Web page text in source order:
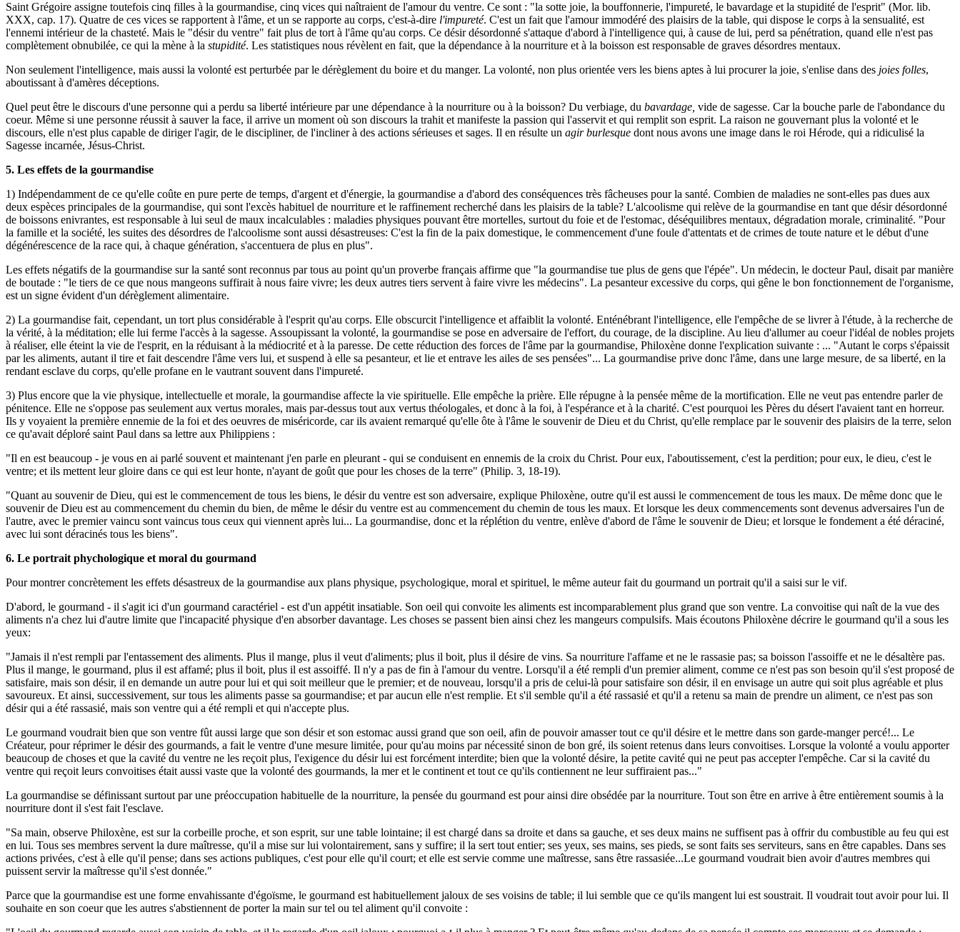
Saint Grégoire assigne toutefois cinq filles à la gourmandise, cinq vices qui naîtraient de l'amour du ventre. Ce sont : "la sotte joie, la bouffonnerie, l'impureté, le bavardage et la stupidité de l'esprit" (Mor. lib.
XXX, cap. 17). Quatre de ces vices se rapportent à l'âme, et un se rapporte au corps, c'est-à-dire l'impureté. C'est un fait que l'amour immodéré des plaisirs de la table, qui dispose le corps à la sensualité, est
l'ennemi intérieur de la chasteté. Mais le "désir du ventre" fait plus de tort à l'âme qu'au corps. Ce désir désordonné s'attaque d'abord à l'intelligence qui, à cause de lui, perd sa pénétration, quand elle n'est pas
complètement obnubilée, ce qui la mène à la stupidité. Les statistiques nous révèlent en fait, que la dépendance à la nourriture et à la boisson est responsable de graves désordres mentaux.
Non seulement l'intelligence, mais aussi la volonté est perturbée par le dérèglement du boire et du manger. La volonté, non plus orientée vers les biens aptes à lui procurer la joie, s'enlise dans des joies folles,
aboutissant à d'amères déceptions.
Quel peut être le discours d'une personne qui a perdu sa liberté intérieure par une dépendance à la nourriture ou à la boisson? Du verbiage, du bavardage, vide de sagesse. Car la bouche parle de l'abondance du
coeur. Même si une personne réussit à sauver la face, il arrive un moment où son discours la trahit et manifeste la passion qui l'asservit et qui remplit son esprit. La raison ne gouvernant plus la volonté et le
discours, elle n'est plus capable de diriger l'agir, de le discipliner, de l'incliner à des actions sérieuses et sages. Il en résulte un agir burlesque dont nous avons une image dans le roi Hérode, qui a ridiculisé la
Sagesse incarnée, Jésus-Christ.
5. Les effets de la gourmandise
1) Indépendamment de ce qu'elle coûte en pure perte de temps, d'argent et d'énergie, la gourmandise a d'abord des conséquences très fâcheuses pour la santé. Combien de maladies ne sont-elles pas dues aux
deux espèces principales de la gourmandise, qui sont l'excès habituel de nourriture et le raffinement recherché dans les plaisirs de la table? L'alcoolisme qui relève de la gourmandise en tant que désir désordonné
de boissons enivrantes, est responsable à lui seul de maux incalculables : maladies physiques pouvant être mortelles, surtout du foie et de l'estomac, déséquilibres mentaux, dégradation morale, criminalité. "Pour
la famille et la société, les suites des désordres de l'alcoolisme sont aussi désastreuses: C'est la fin de la paix domestique, le commencement d'une foule d'attentats et de crimes de toute nature et le début d'une
dégénérescence de la race qui, à chaque génération, s'accentuera de plus en plus".
Les effets négatifs de la gourmandise sur la santé sont reconnus par tous au point qu'un proverbe français affirme que "la gourmandise tue plus de gens que l'épée". Un médecin, le docteur Paul, disait par manière
de boutade : "le tiers de ce que nous mangeons suffirait à nous faire vivre; les deux autres tiers servent à faire vivre les médecins". La pesanteur excessive du corps, qui gêne le bon fonctionnement de l'organisme,
est un signe évident d'un dérèglement alimentaire.
2) La gourmandise fait, cependant, un tort plus considérable à l'esprit qu'au corps. Elle obscurcit l'intelligence et affaiblit la volonté. Enténébrant l'intelligence, elle l'empêche de se livrer à l'étude, à la recherche de
la vérité, à la méditation; elle lui ferme l'accès à la sagesse. Assoupissant la volonté, la gourmandise se pose en adversaire de l'effort, du courage, de la discipline. Au lieu d'allumer au coeur l'idéal de nobles projets
à réaliser, elle éteint la vie de l'esprit, en la réduisant à la médiocrité et à la paresse. De cette réduction des forces de l'âme par la gourmandise, Philoxène donne l'explication suivante : ... "Autant le corps s'épaissit
par les aliments, autant il tire et fait descendre l'âme vers lui, et suspend à elle sa pesanteur, et lie et entrave les ailes de ses pensées"... La gourmandise prive donc l'âme, dans une large mesure, de sa liberté, en la
rendant esclave du corps, qu'elle profane en le vautrant souvent dans l'impureté.
3) Plus encore que la vie physique, intellectuelle et morale, la gourmandise affecte la vie spirituelle. Elle empêche la prière. Elle répugne à la pensée même de la mortification. Elle ne veut pas entendre parler de
pénitence. Elle ne s'oppose pas seulement aux vertus morales, mais par-dessus tout aux vertus théologales, et donc à la foi, à l'espérance et à la charité. C'est pourquoi les Pères du désert l'avaient tant en horreur.
Ils y voyaient la première ennemie de la foi et des oeuvres de miséricorde, car ils avaient remarqué qu'elle ôte à l'âme le souvenir de Dieu et du Christ, qu'elle remplace par le souvenir des plaisirs de la terre, selon
ce qu'avait déploré saint Paul dans sa lettre aux Philippiens :
"Il en est beaucoup - je vous en ai parlé souvent et maintenant j'en parle en pleurant - qui se conduisent en ennemis de la croix du Christ. Pour eux, l'aboutissement, c'est la perdition; pour eux, le dieu, c'est le
ventre; et ils mettent leur gloire dans ce qui est leur honte, n'ayant de goût que pour les choses de la terre" (Philip. 3, 18-19).
"Quant au souvenir de Dieu, qui est le commencement de tous les biens, le désir du ventre est son adversaire, explique Philoxène, outre qu'il est aussi le commencement de tous les maux. De même donc que le
souvenir de Dieu est au commencement du chemin du bien, de même le désir du ventre est au commencement du chemin de tous les maux. Et lorsque les deux commencements sont devenus adversaires l'un de
l'autre, avec le premier vaincu sont vaincus tous ceux qui viennent après lui... La gourmandise, donc et la réplétion du ventre, enlève d'abord de l'âme le souvenir de Dieu; et lorsque le fondement a été déraciné,
avec lui sont déracinés tous les biens".
6. Le portrait phychologique et moral du gourmand
Pour montrer concrètement les effets désastreux de la gourmandise aux plans physique, psychologique, moral et spirituel, le même auteur fait du gourmand un portrait qu'il a saisi sur le vif.
D'abord, le gourmand - il s'agit ici d'un gourmand caractériel - est d'un appétit insatiable. Son oeil qui convoite les aliments est incomparablement plus grand que son ventre. La convoitise qui naît de la vue des
aliments n'a chez lui d'autre limite que l'incapacité physique d'en absorber davantage. Les choses se passent bien ainsi chez les mangeurs compulsifs. Mais écoutons Philoxène décrire le gourmand qu'il a sous les
yeux:
"Jamais il n'est rempli par l'entassement des aliments. Plus il mange, plus il veut d'aliments; plus il boit, plus il désire de vins. Sa nourriture l'affame et ne le rassasie pas; sa boisson l'assoiffe et ne le désaltère pas.
Plus il mange, le gourmand, plus il est affamé; plus il boit, plus il est assoiffé. Il n'y a pas de fin à l'amour du ventre. Lorsqu'il a été rempli d'un premier aliment, comme ce n'est pas son besoin qu'il s'est proposé de
satisfaire, mais son désir, il en demande un autre pour lui et qui soit meilleur que le premier; et de nouveau, lorsqu'il a pris de celui-là pour satisfaire son désir, il en envisage un autre qui soit plus agréable et plus
savoureux. Et ainsi, successivement, sur tous les aliments passe sa gourmandise; et par aucun elle n'est remplie. Et s'il semble qu'il a été rassasié et qu'il a retenu sa main de prendre un aliment, ce n'est pas son
désir qui a été rassasié, mais son ventre qui a été rempli et qui n'accepte plus.
Le gourmand voudrait bien que son ventre fût aussi large que son désir et son estomac aussi grand que son oeil, afin de pouvoir amasser tout ce qu'il désire et le mettre dans son garde-manger percé!... Le
Créateur, pour réprimer le désir des gourmands, a fait le ventre d'une mesure limitée, pour qu'au moins par nécessité sinon de bon gré, ils soient retenus dans leurs convoitises. Lorsque la volonté a voulu apporter
beaucoup de choses et que la cavité du ventre ne les reçoit plus, l'exigence du désir lui est forcément interdite; bien que la volonté désire, la petite cavité qui ne peut pas accepter l'empêche. Car si la cavité du
ventre qui reçoit leurs convoitises était aussi vaste que la volonté des gourmands, la mer et le continent et tout ce qu'ils contiennent ne leur suffiraient pas..."
La gourmandise se définissant surtout par une préoccupation habituelle de la nourriture, la pensée du gourmand est pour ainsi dire obsédée par la nourriture. Tout son être en arrive à être entièrement soumis à la
nourriture dont il s'est fait l'esclave.
"Sa main, observe Philoxène, est sur la corbeille proche, et son esprit, sur une table lointaine; il est chargé dans sa droite et dans sa gauche, et ses deux mains ne suffisent pas à offrir du combustible au feu qui est
en lui. Tous ses membres servent la dure maîtresse, qu'il a mise sur lui volontairement, sans y suffire; il la sert tout entier; ses yeux, ses mains, ses pieds, se sont faits ses serviteurs, sans en être capables. Dans ses
actions privées, c'est à elle qu'il pense; dans ses actions publiques, c'est pour elle qu'il court; et elle est servie comme une maîtresse, sans être rassasiée...Le gourmand voudrait bien avoir d'autres membres qui
puissent servir la maîtresse qu'il s'est donnée."
Parce que la gourmandise est une forme envahissante d'égoïsme, le gourmand est habituellement jaloux de ses voisins de table; il lui semble que ce qu'ils mangent lui est soustrait. Il voudrait tout avoir pour lui. Il
souhaite en son coeur que les autres s'abstiennent de porter la main sur tel ou tel aliment qu'il convoite :